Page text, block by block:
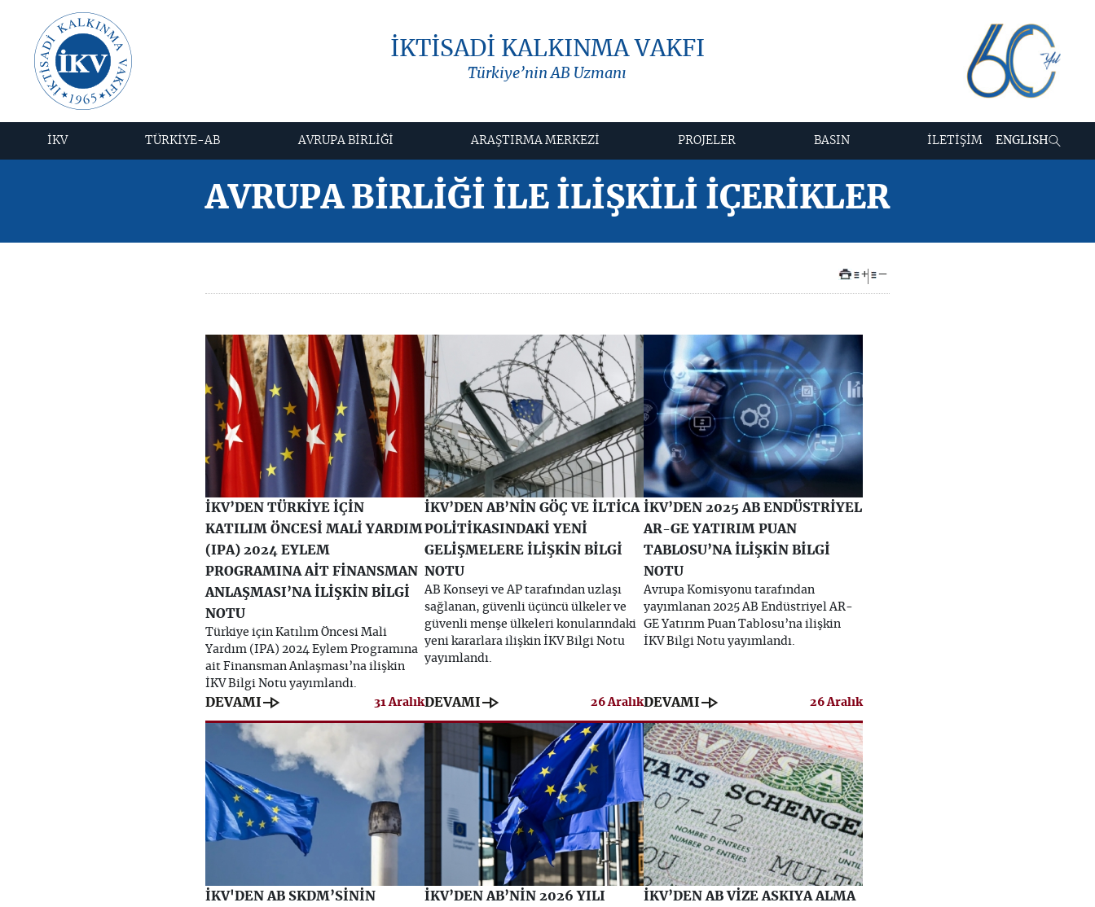
İKTİSADİ KALKINMA VAKFI
Türkiye’nin AB Uzmanı
İKV TÜRKİYE-AB AVRUPA BİRLİĞİ ARAŞTIRMA MERKEZİ PROJELER BASIN İLETİŞİM ENGLISH
AVRUPA BİRLİĞİ İLE İLİŞKİLİ İÇERİKLER
+ –
İKV’DEN TÜRKİYE İÇİN
KATILIM ÖNCESİ MALİ YARDIM
(IPA) 2024 EYLEM
PROGRAMINA AİT FİNANSMAN
ANLAŞMASI’NA İLİŞKİN BİLGİ
NOTU
Türkiye için Katılım Öncesi Mali
Yardım (IPA) 2024 Eylem Programına
ait Finansman Anlaşması’na ilişkin
İKV Bilgi Notu yayımlandı.
DEVAMI line_end_arrow 31 Aralık
İKV’DEN AB’NİN GÖÇ VE İLTİCA
POLİTİKASINDAKİ YENİ
GELİŞMELERE İLİŞKİN BİLGİ
NOTU
AB Konseyi ve AP tarafından uzlaşı
sağlanan, güvenli üçüncü ülkeler ve
güvenli menşe ülkeleri konularındaki
yeni kararlara ilişkin İKV Bilgi Notu
yayımlandı.
DEVAMI line_end_arrow 26 Aralık
İKV’DEN 2025 AB ENDÜSTRİYEL
AR-GE YATIRIM PUAN
TABLOSU’NA İLİŞKİN BİLGİ
NOTU
Avrupa Komisyonu tarafından
yayımlanan 2025 AB Endüstriyel AR-
GE Yatırım Puan Tablosu’na ilişkin
İKV Bilgi Notu yayımlandı.
DEVAMI line_end_arrow 26 Aralık
İKV'DEN AB SKDM’SİNİN
İKV’DEN AB’NİN 2026 YILI
İKV’DEN AB VİZE ASKIYA ALMA